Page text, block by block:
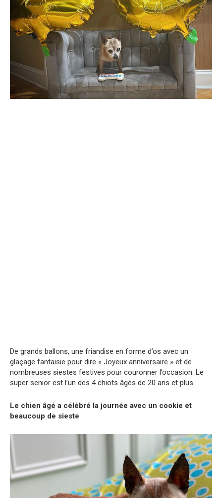
De grands ballons, une friandise en forme d’os avec un
glaçage fantaisie pour dire « Joyeux anniversaire » et de
nombreuses siestes festives pour couronner l’occasion. Le
super senior est l’un des 4 chiots âgés de 20 ans et plus.
Le chien âgé a célébré la journée avec un cookie et
beaucoup de sieste